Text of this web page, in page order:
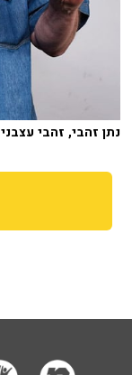
נתן זהבי, זהבי עצבני